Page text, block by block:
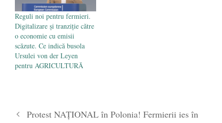
Reguli noi pentru fermieri.
Digitalizare și tranziție către
o economie cu emisii
scăzute. Ce indică busola
Ursulei von der Leyen
pentru AGRICULTURĂ
Protest NAȚIONAL în Polonia! Fermierii ies în